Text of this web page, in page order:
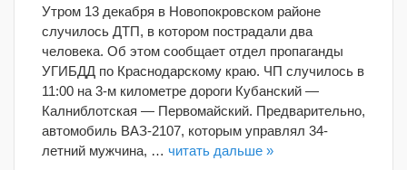
Утром 13 декабря в Новопокровском районе
случилось ДТП, в котором пострадали два
человека. Об этом сообщает отдел пропаганды
УГИБДД по Краснодарскому краю. ЧП случилось в
11:00 на 3-м километре дороги Кубанский —
Калниблотская — Первомайский. Предварительно,
автомобиль ВАЗ-2107, которым управлял 34-
летний мужчина, … читать дальше »